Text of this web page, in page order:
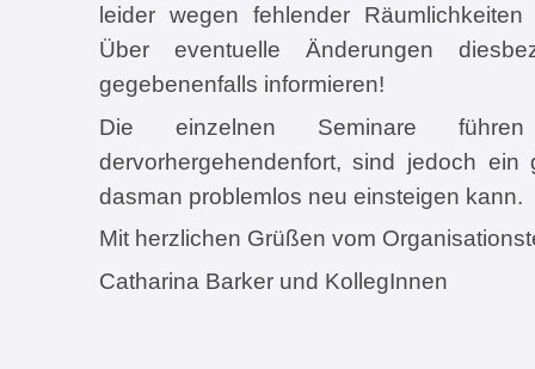
leider wegen fehlender
Über eventuelle Änderungen
gegebenenfalls informieren!
Die einzelnen Seminare
dervorhergehendenfort, sind jedoch ein
dasman problemlos neu einsteigen kann.
Mit herzlichen Grüßen vom
Catharina Barker und KollegInnen